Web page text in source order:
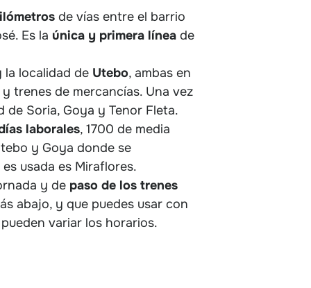
de vías entre el barrio
Es la única y primera línea de
la localidad de Utebo, ambas en
trenes de mercancías. Una vez
Soria, Goya y Tenor Fleta.
laborales, 1700 de media
y Goya donde se
usada es Miraflores.
y de paso de los trenes
abajo, y que puedes usar con
variar los horarios.